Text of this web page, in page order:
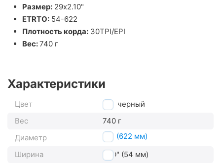
Размер: 29x2.10"
ETRTO: 54-622
Плотность корда: 30TPI/EPI
Вес:740 г
Характеристики
Цвет
черный
Вес
740 г
Диаметр
29" (622 мм)
Ширина
2.10" (54 мм)